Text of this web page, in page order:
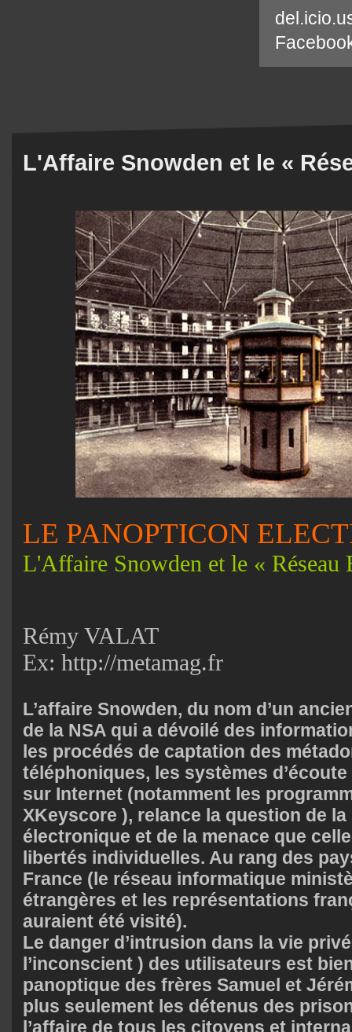
L'Affaire Snowden et le «
LE PANOPTICON
L'Affaire Snowden et le « Réseau
Rémy VALAT
Ex: http://metamag.fr
L’affaire Snowden, du nom d’un
de la NSA qui a dévoilé des
les procédés de captation des
téléphoniques, les systèmes
sur Internet (notamment les
XKeyscore ), relance la question de
électronique et de la menace que
libertés individuelles. Au rang des
France (le réseau informatique
étrangères et les représentations
auraient été visité).
Le danger d’intrusion dans la vie
l’inconscient ) des utilisateurs est
panoptique des frères Samuel et
plus seulement les détenus des
l’affaire de tous les citoyens et